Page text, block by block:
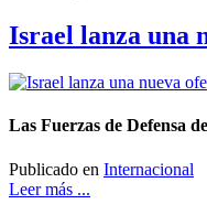
Israel lanza una
Las Fuerzas de Defensa
Publicado en Internacional
Leer más ...